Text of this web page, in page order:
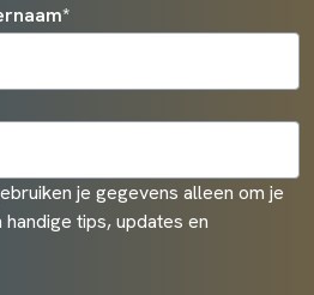
*
je gegevens alleen om je
tips, updates en